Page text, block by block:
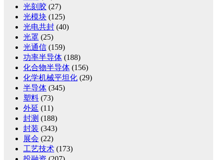
光刻胶 (27)
光模块 (125)
光电共封 (40)
光罩 (25)
光通信 (159)
功率半导体 (188)
化合物半导体 (156)
化学机械平坦化 (29)
半导体 (345)
塑料 (73)
外延 (11)
封测 (188)
封装 (343)
展会 (22)
工艺技术 (173)